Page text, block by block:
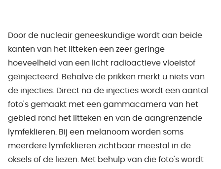
Door de nucleair geneeskundige wordt aan beide
kanten van het litteken een zeer geringe
hoeveelheid van een licht radioactieve vloeistof
geïnjecteerd. Behalve de prikken merkt u niets van
de injecties. Direct na de injecties wordt een aantal
foto's gemaakt met een gammacamera van het
gebied rond het litteken en van de aangrenzende
lymfeklieren. Bij een melanoom worden soms
meerdere lymfeklieren zichtbaar meestal in de
oksels of de liezen. Met behulp van die foto's wordt